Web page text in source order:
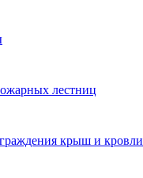
лестниц
крыш и кровли